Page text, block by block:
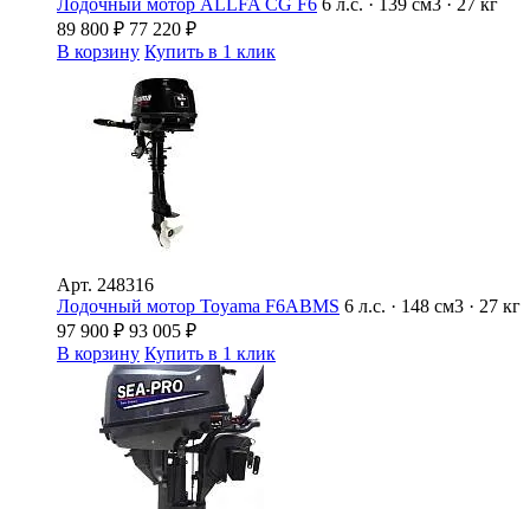
89 800 ₽ 77 220 ₽
В корзину Купить в 1 клик
Арт. 248316
Лодочный мотор Toyama F6ABMS 6 л.с. · 148 см3 · 27 кг
97 900 ₽ 93 005 ₽
В корзину Купить в 1 клик